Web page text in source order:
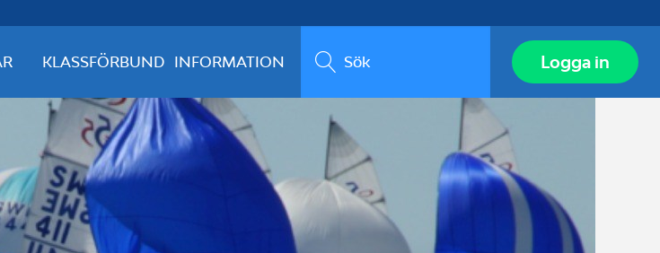
KLASSFÖRBUND INFORMATION Sök Logga in